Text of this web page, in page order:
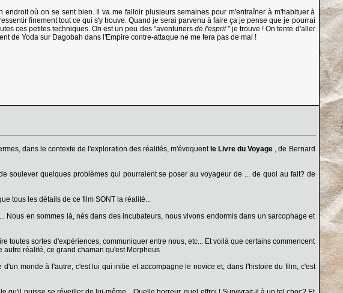
où on se sent bien. Il va me falloir plusieurs semaines pour m'entraîner à m'habituer à
finement tout ce qui s'y trouve. Quand je serai parvenu à faire ça je pense que je pourrai
ces petites techniques. On est un peu des "aventuriers de l'esprit" je trouve ! On tente d'aller
de Yoda sur Dagobah dans l'Empire contre-attaque ne me fera pas de mal !
dans le contexte de l'exploration des réalités, m'évoquent le Livre du Voyage , de Bernard
soulever quelques problèmes qui pourraient se poser au voyageur de ... de quoi au fait? de
tous les détails de ce film SONT la réalité...
en sommes là, nés dans des incubateurs, nous vivons endormis dans un sarcophage et
toutes sortes d'expériences, communiquer entre nous, etc... Et voilà que certains commencent
réalité, ce grand chaman qu'est Morpheus
monde à l'autre, c'est lui qui initie et accompagne le novice et, dans l'histoire du film, c'est